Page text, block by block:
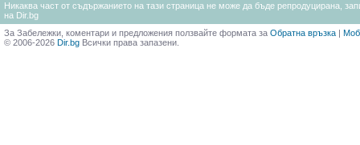
Никаква част от съдържанието на тази страница не може да бъде репродуцирана,
на Dir.bg
За Забележки, коментари и предложения ползвайте формата за Обратна връзка |
© 2006-2026 Dir.bg Всички права запазени.